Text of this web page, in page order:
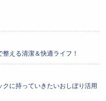
える清潔＆快適ライフ！
に持っていきたいおしぼり活用